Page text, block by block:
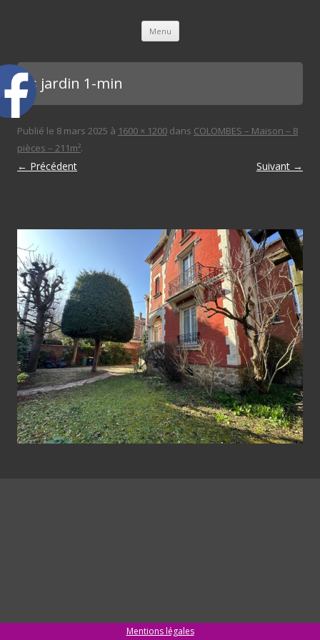
Menu Aller au contenu principal
bis jardin 1-min
Publié le 8 mars 2025 à 1600 × 1200 dans COLOMBES – Maison – 8
pièces – 211m².
← Précédent Suivant →
Mentions légales